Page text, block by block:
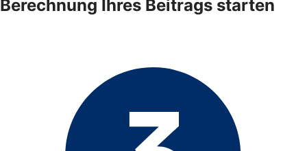
Berechnung Ihres Beitrags starten